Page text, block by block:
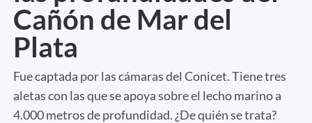
Cañón de Mar del
Plata
Fue captada por las cámaras del Conicet. Tiene tres
aletas con las que se apoya sobre el lecho marino a
4.000 metros de profundidad. ¿De quién se trata?